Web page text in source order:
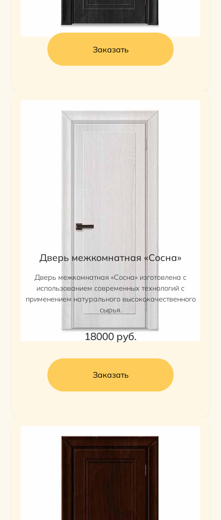
сырья.
Заказать
Дверь межкомнатная «Сосна»
Дверь межкомнатная «Сосна» изготовлена с
использованием современных технологий с
применением натурального высококачественного
сырья.
18000 руб.
Заказать